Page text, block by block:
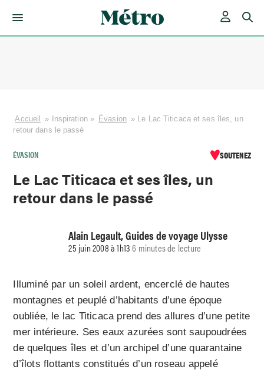
Accueil » Inspiration» Évasion » Le Lac Titicaca et ses îles, un
retour dans le passé
ÉVASION SOUTENEZ
Le Lac Titicaca et ses îles, un
retour dans le passé
Alain Legault, Guides de voyage Ulysse
25 juin 2008 à 1h136 minutes de lecture
Illuminé par un soleil ardent, encerclé de hautes
montagnes et peuplé d’habitants d’une époque
oubliée, le lac Titicaca prend des allures d’une petite
mer intérieure. Ses eaux azurées sont saupoudrées
de quelques îles et d’un archipel d’une quarantaine
d’îlots flottants constitués d’un roseau appelé